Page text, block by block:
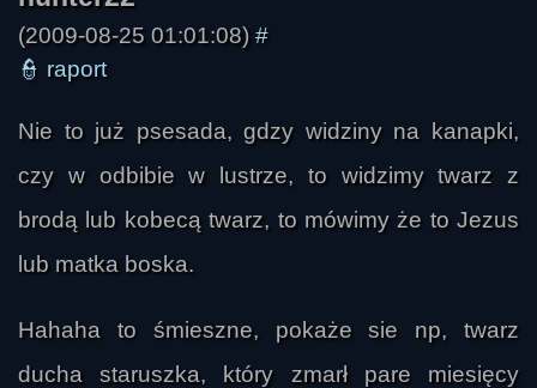
(2009-08-25 01:01:08) #
👮 raport
Nie to już psesada, gdzy widziny na kanapki,
czy w odbibie w lustrze, to widzimy twarz z
brodą lub kobecą twarz, to mówimy że to Jezus
lub matka boska.
Hahaha to śmieszne, pokaże sie np, twarz
ducha staruszka, który zmarł pare miesięcy
eclipse